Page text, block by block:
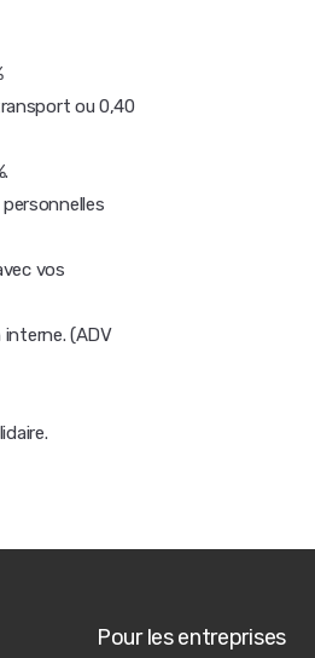
ou 0,40
vos
(ADV
Pour les entreprises